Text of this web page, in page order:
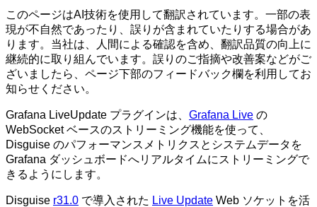
このページはAI技術を使用して翻訳されています。一部の表
現が不自然であったり、誤りが含まれていたりする場合があ
ります。当社は、人間による確認を含め、翻訳品質の向上に
継続的に取り組んでいます。誤りのご指摘や改善案などがご
ざいましたら、ページ下部のフィードバック欄を利用してお
知らせください。
Grafana LiveUpdate プラグインは、 Grafana Live の
WebSocket ベースのストリーミング機能を使って、
Disguise のパフォーマンスメトリクスとシステムデータを
Grafana ダッシュボードへリアルタイムにストリーミングで
きるようにします。
Disguise r31.0 で導入された Live Update Web ソケットを活